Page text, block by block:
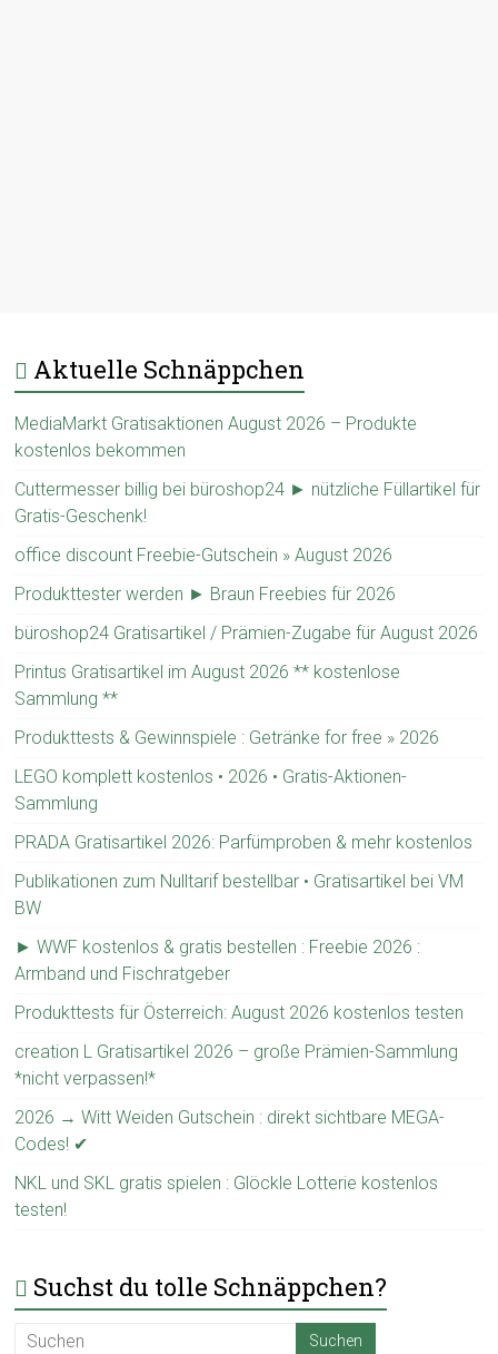
Aktuelle Schnäppchen
MediaMarkt Gratisaktionen August 2026 – Produkte
kostenlos bekommen
Cuttermesser billig bei büroshop24 ► nützliche Füllartikel für
Gratis-Geschenk!
office discount Freebie-Gutschein » August 2026
Produkttester werden ► Braun Freebies für 2026
büroshop24 Gratisartikel / Prämien-Zugabe für August 2026
Printus Gratisartikel im August 2026 ** kostenlose
Sammlung **
Produkttests & Gewinnspiele : Getränke for free » 2026
LEGO komplett kostenlos • 2026 • Gratis-Aktionen-
Sammlung
PRADA Gratisartikel 2026: Parfümproben & mehr kostenlos
Publikationen zum Nulltarif bestellbar • Gratisartikel bei VM
BW
► WWF kostenlos & gratis bestellen : Freebie 2026 :
Armband und Fischratgeber
Produkttests für Österreich: August 2026 kostenlos testen
creation L Gratisartikel 2026 – große Prämien-Sammlung
*nicht verpassen!*
2026 → Witt Weiden Gutschein : direkt sichtbare MEGA-
Codes! ✔
NKL und SKL gratis spielen : Glöckle Lotterie kostenlos
testen!
Suchst du tolle Schnäppchen?